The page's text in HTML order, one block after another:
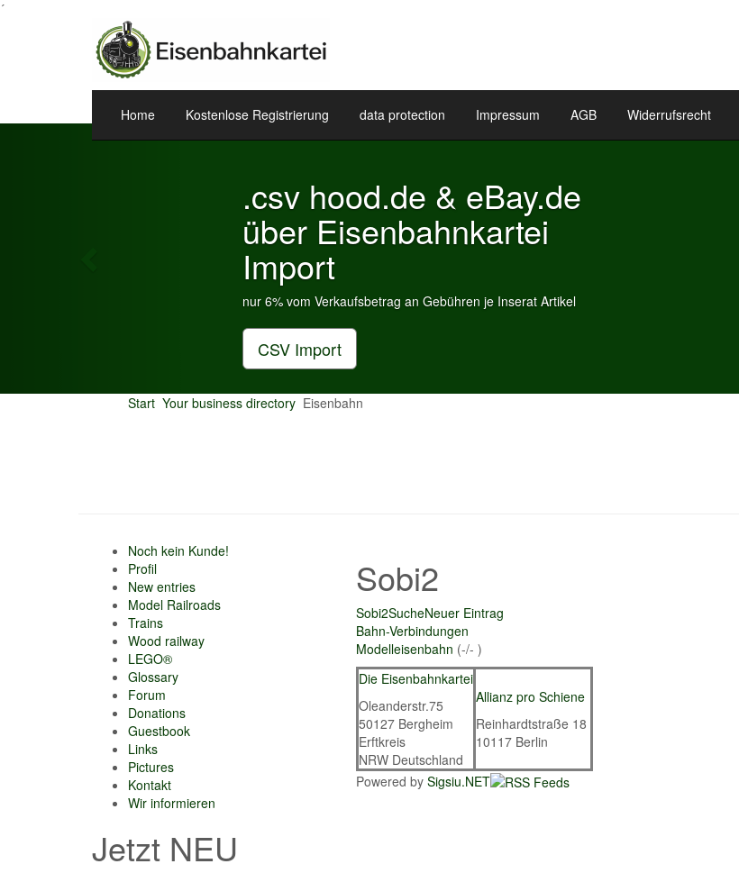
´
Home Kostenlose Registrierung data protection Impressum AGB Widerrufsrecht
.csv hood.de & eBay.de
über Eisenbahnkartei
Import
nur 6% vom Verkaufsbetrag an Gebühren je Inserat Artikel
CSV Import
Previous
Start Your business directory Eisenbahn
Noch kein Kunde!
Profil
New entries
Model Railroads
Trains
Wood railway
LEGO®
Glossary
Forum
Donations
Guestbook
Links
Pictures
Kontakt
Wir informieren
Jetzt NEU
Sobi2
Sobi2SucheNeuer Eintrag
Bahn-Verbindungen
Modelleisenbahn (-/- )
Die Eisenbahnkartei
Oleanderstr.75
50127 Bergheim
Erftkreis
NRW Deutschland
Allianz pro Schiene
Reinhardtstraße 18
10117 Berlin
Powered by Sigsiu.NET